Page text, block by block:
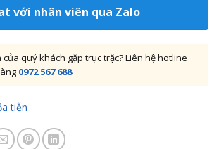
với nhân viên qua Zalo
của quý khách gặp trục trặc? Liên hệ hotline
0972 567 688
tiễn